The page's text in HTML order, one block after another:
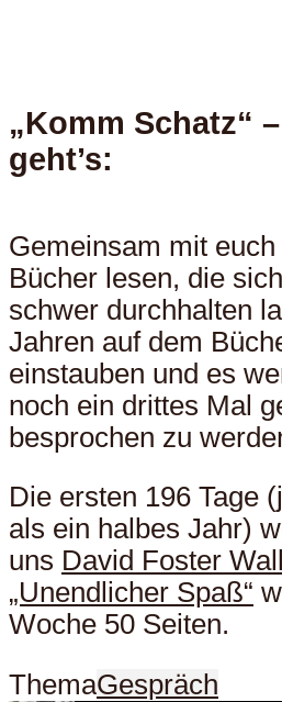
„Komm Schatz“
geht’s:
Gemeinsam mit
Bücher lesen, die
schwer durchhalten
Jahren auf dem
einstauben und es
noch ein drittes Mal
besprochen zu
Die ersten 196 Tage
als ein halbes Jahr)
uns David Foster
„Unendlicher Spaß“
Woche 50 Seiten.
ThemaGespräch